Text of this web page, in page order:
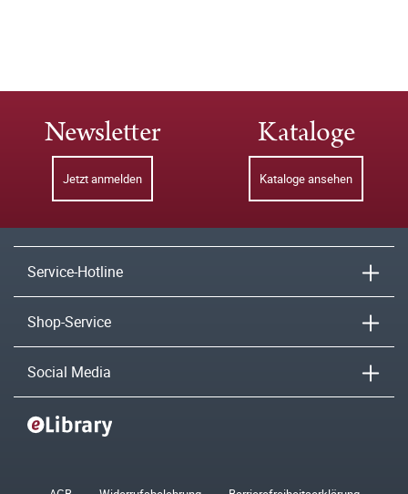
Newsletter
Jetzt anmelden
Kataloge
Kataloge ansehen
Service-Hotline
Shop-Service
Social Media